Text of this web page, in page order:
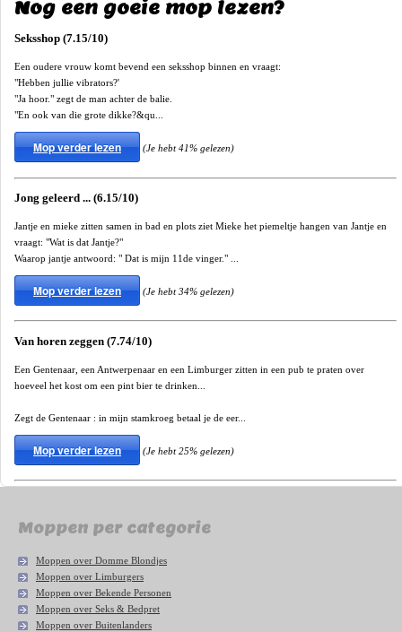
Nog een goeie mop lezen?
Seksshop (7.15/10)
Een oudere vrouw komt bevend een seksshop binnen en vraagt:
"Hebben jullie vibrators?'
"Ja hoor." zegt de man achter de balie.
"En ook van die grote dikke?&qu...
Mop verder lezen (Je hebt 41% gelezen)
Jong geleerd ... (6.15/10)
Jantje en mieke zitten samen in bad en plots ziet Mieke het piemeltje hangen van Jantje en
vraagt: "Wat is dat Jantje?"
Waarop jantje antwoord: " Dat is mijn 11de vinger." ...
Mop verder lezen (Je hebt 34% gelezen)
Van horen zeggen (7.74/10)
Een Gentenaar, een Antwerpenaar en een Limburger zitten in een pub te praten over
hoeveel het kost om een pint bier te drinken...
Zegt de Gentenaar : in mijn stamkroeg betaal je de eer...
Mop verder lezen (Je hebt 25% gelezen)
Moppen per categorie
Moppen over Domme Blondjes
Moppen over Limburgers
Moppen over Bekende Personen
Moppen over Seks & Bedpret
Moppen over Buitenlanders